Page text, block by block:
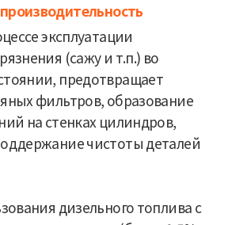
эксплуатации
(сажу и т.п.) во
предотвращает
фильтров, образование
на стенках цилиндров,
чистоты деталей
дизельного топлива с